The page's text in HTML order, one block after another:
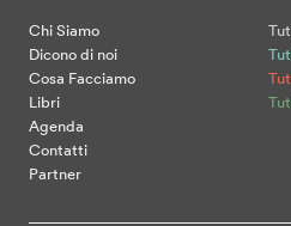
Chi Siamo
Dicono di noi
Cosa Facciamo
Libri
Agenda
Contatti
Partner